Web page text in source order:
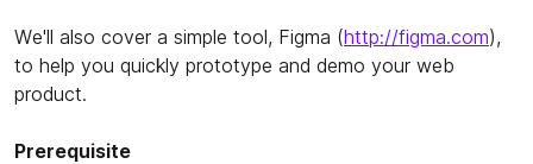
We'll also cover a simple tool, Figma (http://figma.com),
to help you quickly prototype and demo your web
product.
Prerequisite